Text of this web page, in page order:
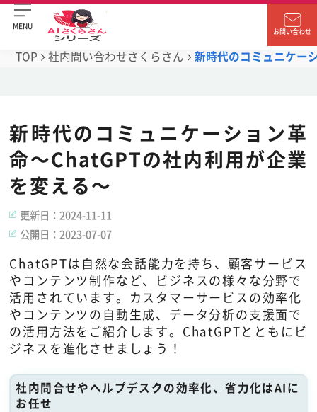
MENU
お問い合わせ
TOP 社内問い合わせさくらさん 新時代のコミュニケー
新時代のコミュニケーション革
命～ChatGPTの社内利用が企業
を変える～
更新日：2024-11-11
公開日：2023-07-07
ChatGPTは自然な会話能力を持ち、顧客サービス
やコンテンツ制作など、ビジネスの様々な分野で
活用されています。カスタマーサービスの効率化
やコンテンツの自動生成、データ分析の支援面で
の活用方法をご紹介します。ChatGPTとともにビ
ジネスを進化させましょう！
社内問合せやヘルプデスクの効率化、省力化はAIに
お任せ